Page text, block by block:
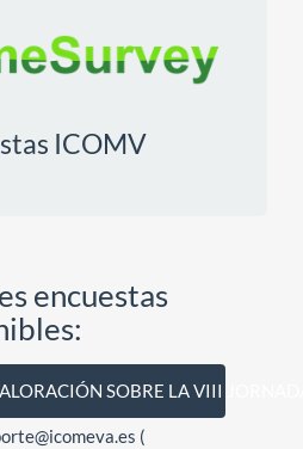
ICOMV
encuestas
SOBRE LA VIII
(